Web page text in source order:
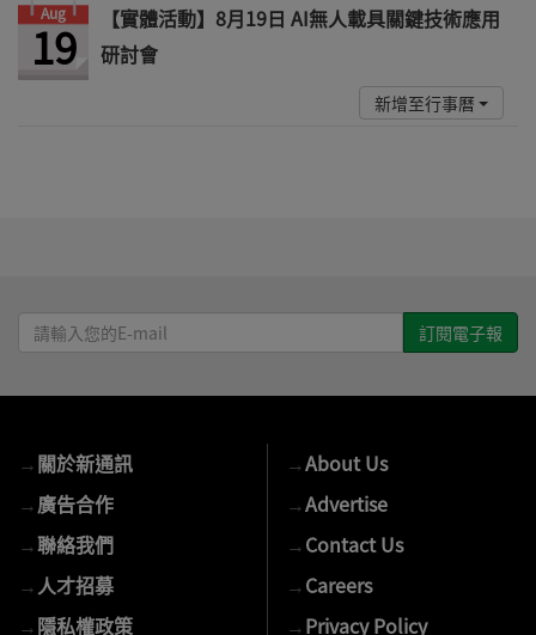
Aug
19
【實體活動】8月19日 AI無人載具關鍵技術應用
研討會
新增至行事曆
請
輸
E-
mail
→關於新通訊
→廣告合作
→聯絡我們
→ 人才招募
→隱私權政策
→About Us
→Advertise
→Contact Us
→Careers
→Privacy Policy